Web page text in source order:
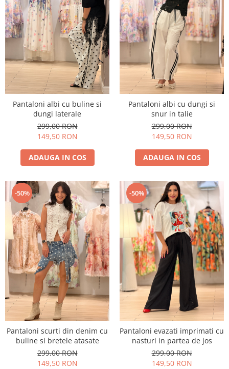
Pantaloni albi cu buline si
dungi laterale
299,00 RON
149,50 RON
ADAUGA IN COS
Pantaloni albi cu dungi si
snur in talie
299,00 RON
149,50 RON
ADAUGA IN COS
-50%
Pantaloni scurti din denim cu
buline si bretele atasate
299,00 RON
149,50 RON
-50%
Pantaloni evazati imprimati cu
nasturi in partea de jos
299,00 RON
149,50 RON